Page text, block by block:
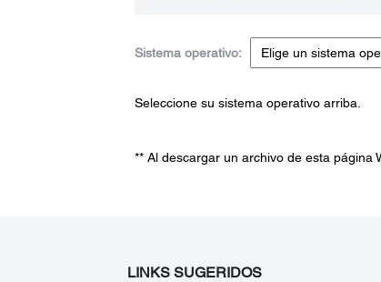
Sistema operativo:
Seleccione su sistema operativo arriba.
** Al descargar un archivo de esta página
LINKS SUGERIDOS